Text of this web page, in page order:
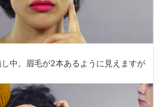
中。眉毛が2本あるように見えますが